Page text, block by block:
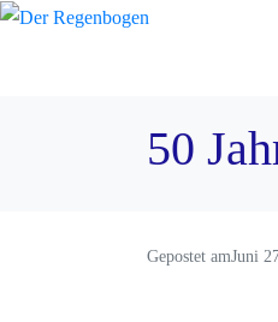
50
Gepostet amJuni